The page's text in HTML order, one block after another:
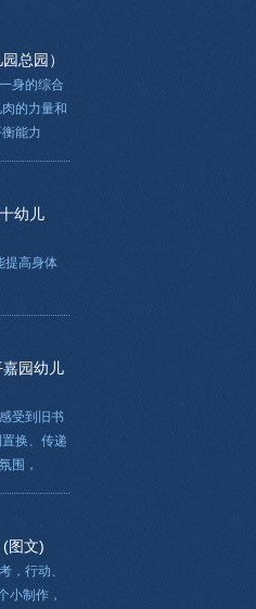
总园）
身的综合
的力量和
能力
幼儿
提高身体
园幼儿
受到旧书
换、传递
围，
图文)
，行动、
小制作，